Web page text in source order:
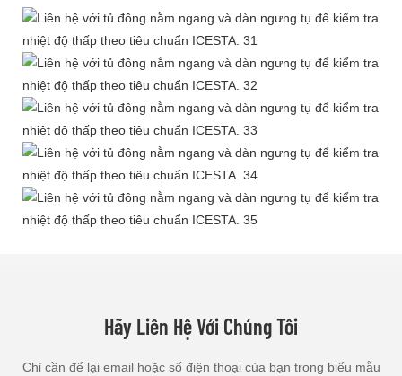
Hãy Liên Hệ Với Chúng Tôi
Chỉ cần để lại email hoặc số điện thoại của bạn trong biểu mẫu